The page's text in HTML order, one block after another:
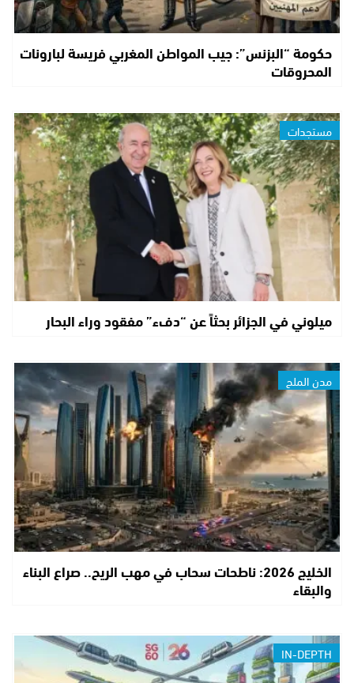
حكومة “البزنس”: جيب المواطن المغربي فريسة لبارونات
المحروقات
مستجدات
ميلوني في الجزائر بحثاً عن “دفء” مفقود وراء البحار
مدن الملح
الخليج 2026: ناطحات سحاب في مهب الريح.. صراع البناء
والبقاء
IN-DEPTH